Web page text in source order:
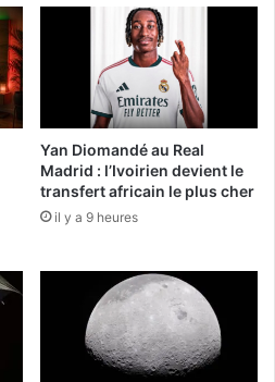
Yan Diomandé au Real
Madrid : l’Ivoirien devient le
transfert africain le plus cher
il y a 9 heures